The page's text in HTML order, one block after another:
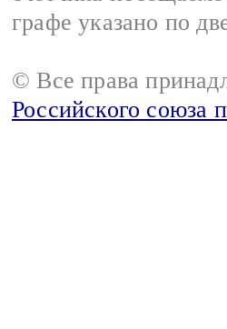
графе указано по
© Все права
Российского союза